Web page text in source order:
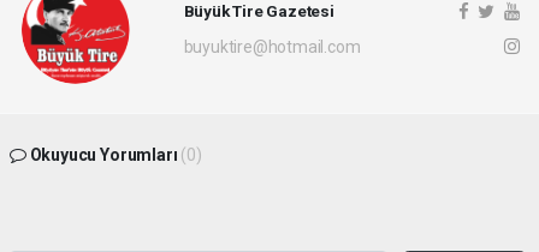
Büyük Tire Gazetesi
buyuktire@hotmail.com
Okuyucu Yorumları (0)